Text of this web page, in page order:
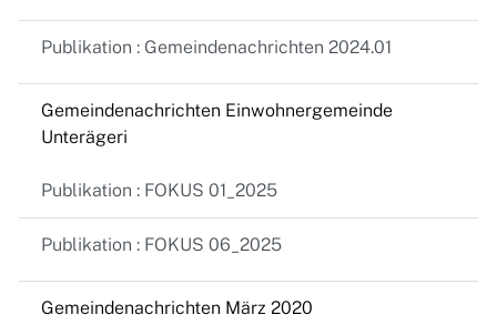
Publikation : Gemeindenachrichten 2024.01
Gemeindenachrichten Einwohnergemeinde
Unterägeri
Publikation : FOKUS 01_2025
Publikation : FOKUS 06_2025
Gemeindenachrichten März 2020